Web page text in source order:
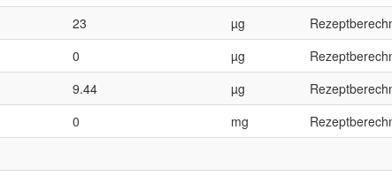
23 µg
0 µg
9.44 µg
0 mg